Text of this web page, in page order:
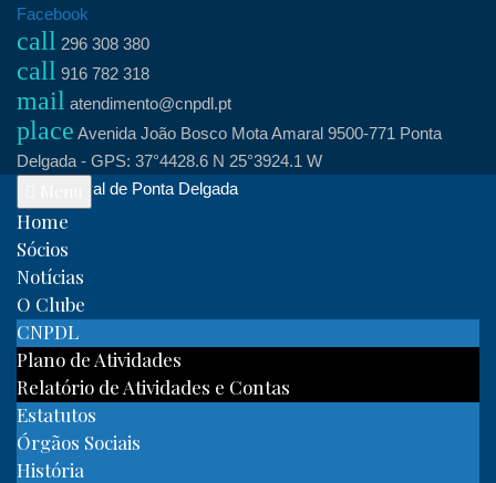
Skip
content
Facebook
call 296 308 380
call 916 782 318
mail atendimento@cnpdl.pt
place Avenida João Bosco Mota Amaral 9500-771 Ponta
Delgada - GPS: 37°4428.6 N 25°3924.1 W
Clube Naval de Ponta Delgada
Home
Sócios
Notícias
O Clube
CNPDL
Plano de Atividades
Relatório de Atividades e Contas
Estatutos
Órgãos Sociais
História